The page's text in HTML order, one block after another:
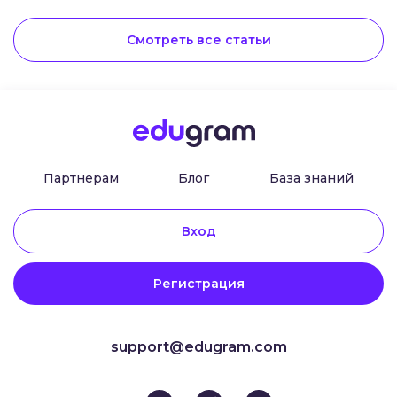
локальный лендинг, при этом с уже
что очень удобно Еще пар штрихов и
студент отправляет заявку в работу!
остается на вашем сайте.Заказать ваш
локальный лендинг можно напрямую у
Brasil
Смотреть все статьи
Партнерам Блог База знаний
Вход
Регистрация
support@edugram.com